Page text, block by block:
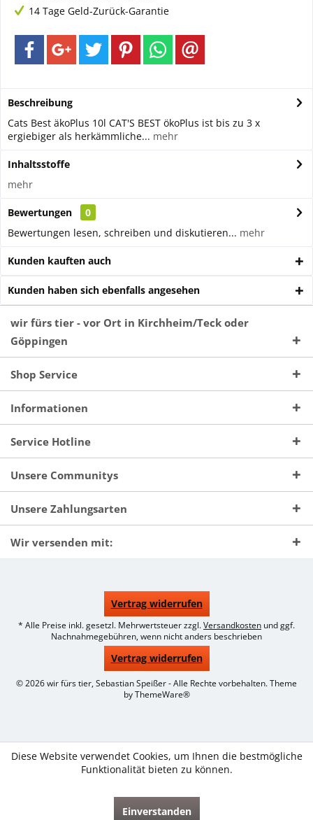
14 Tage Geld-Zurück-Garantie
Beschreibung
Cats Best äkoPlus 10l CAT'S BEST ökoPlus ist bis zu 3 x
ergiebiger als herkämmliche... mehr
Inhaltsstoffe
mehr
Bewertungen
0
Bewertungen lesen, schreiben und diskutieren... mehr
Kunden kauften auch
Kunden haben sich ebenfalls angesehen
wir fürs tier - vor Ort in Kirchheim/Teck oder
Göppingen
Shop Service
Informationen
Service Hotline
Unsere Communitys
Unsere Zahlungsarten
Wir versenden mit:
Vertrag widerrufen
* Alle Preise inkl. gesetzl. Mehrwertsteuer zzgl.Versandkosten und ggf.
Nachnahmegebühren, wenn nicht anders beschrieben
Vertrag widerrufen
© 2026 wir fürs tier, Sebastian Speißer - Alle Rechte vorbehalten. Theme
byThemeWare®
Diese Website verwendet Cookies, um Ihnen die bestmögliche
Funktionalität bieten zu können.
Einverstanden